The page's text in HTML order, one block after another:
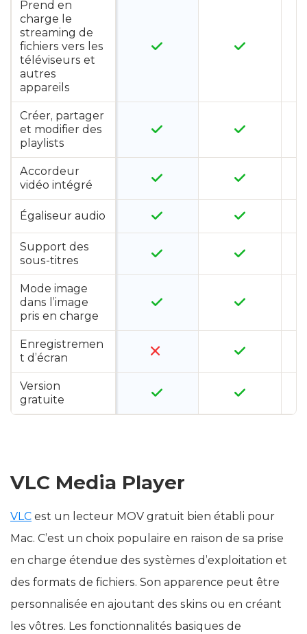
Prend en
charge le
streaming de
fichiers vers les
téléviseurs et
autres
appareils
Créer, partager
et modifier des
playlists
Accordeur
vidéo intégré
Égaliseur audio
Support des
sous-titres
Mode image
dans l’image
pris en charge
Enregistremen
t d’écran
Version
gratuite
VLC Media Player
VLC est un lecteur MOV gratuit bien établi pour
Mac. C’est un choix populaire en raison de sa prise
en charge étendue des systèmes d’exploitation et
des formats de fichiers. Son apparence peut être
personnalisée en ajoutant des skins ou en créant
les vôtres. Les fonctionnalités basiques de